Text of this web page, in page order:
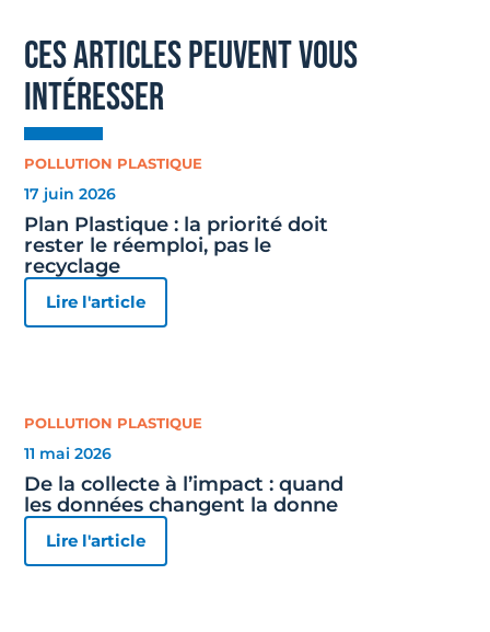
ces articles peuvent vous
intéresser
POLLUTION PLASTIQUE
17 juin 2026
Plan Plastique : la priorité doit
rester le réemploi, pas le
recyclage
Lire l'article
POLLUTION PLASTIQUE
11 mai 2026
De la collecte à l’impact : quand
les données changent la donne
Lire l'article